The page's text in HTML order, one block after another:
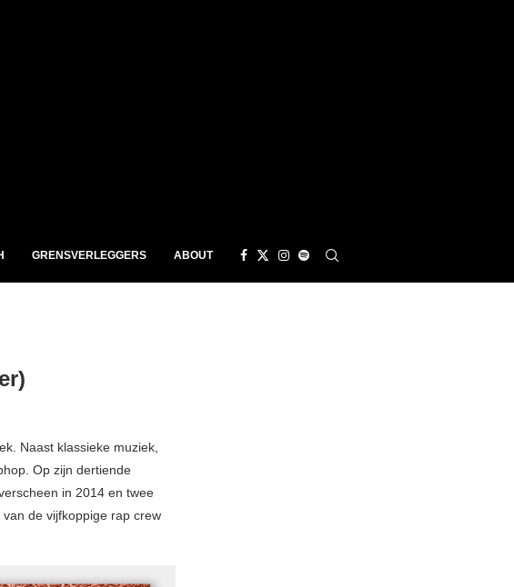
GRENSVERLEGGERS ABOUT
Naast klassieke muziek,
Op zijn dertiende
in 2014 en twee
de vijfkoppige rap crew